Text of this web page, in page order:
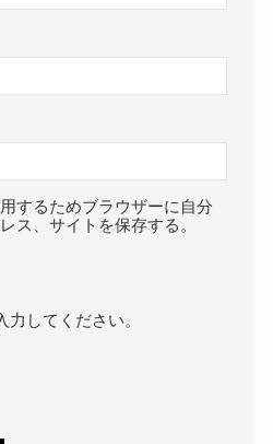
するためブラウザーに自分
ス、サイトを保存する。
力してください。